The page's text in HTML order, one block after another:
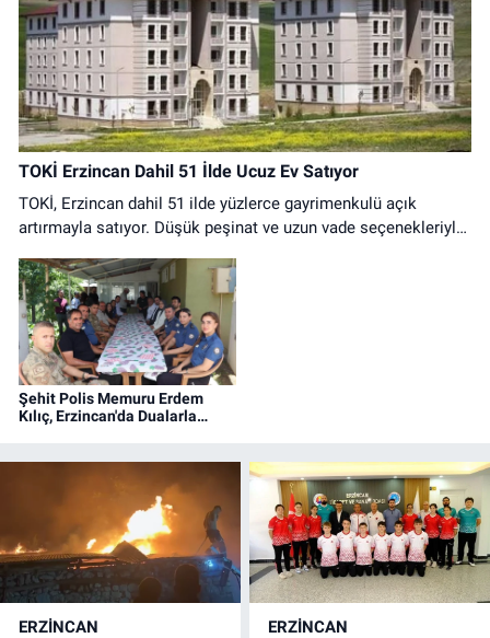
TOKİ Erzincan Dahil 51 İlde Ucuz Ev Satıyor
TOKİ, Erzincan dahil 51 ilde yüzlerce gayrimenkulü açık
artırmayla satıyor. Düşük peşinat ve uzun vade seçenekleriyle
Şehit Polis Memuru Erdem
Kılıç, Erzincan'da Dualarla
ERZINCAN ERZINCAN